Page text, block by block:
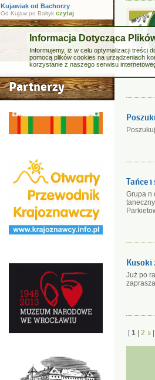
Informacja Dotycząca
Informujemy, iż w celu optymalizacji treści
pomocą plików cookies na urządzeniach
korzystanie z naszego serwisu
Kujawiak od Bachorzy
Od Kujaw po Bałtyk czytaj
Wiďż˝cej
Partnerzy
Tańce
Grupa n
Kusoki
Już po
[1 2